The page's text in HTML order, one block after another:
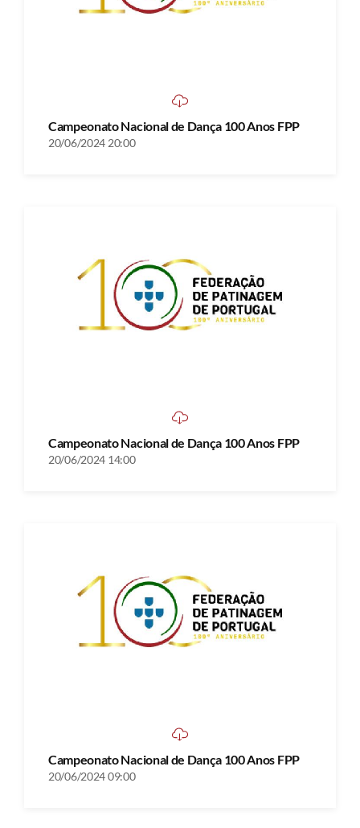
Campeonato Nacional de Dança 100 Anos FPP
20/06/2024 20:00
Campeonato Nacional de Dança 100 Anos FPP
20/06/2024 14:00
Campeonato Nacional de Dança 100 Anos FPP
20/06/2024 09:00